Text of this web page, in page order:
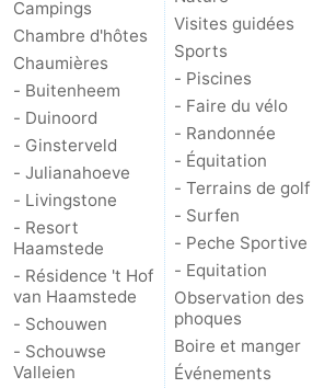
-
Nature
Duin
Katwijk
-
Scheveningen
-
La
Haye
-
Rotterdam
-
Rockanje
Zeeland
Campings
Chambre d'hôtes
Chaumières
- Buitenheem
- Duinoord
- Ginsterveld
- Julianahoeve
- Livingstone
- Resort
Haamstede
- Résidence 't Hof
van Haamstede
- Schouwen
- Schouwse
Valleien
Visites guidées
Sports
- Piscines
- Faire du vélo
- Randonnée
- Équitation
- Terrains de golf
- Surfen
- Peche Sportive
- Equitation
Observation des
phoques
Boire et manger
Événements